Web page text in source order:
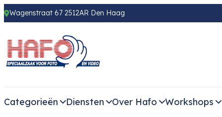
Wagenstraat 67 2512AR Den Haag
Categorieën Diensten Over Hafo Workshops